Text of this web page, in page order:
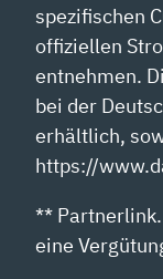
spezifischen
offiziellen
entnehmen.
bei der
erhältlich,
https://
**
eine